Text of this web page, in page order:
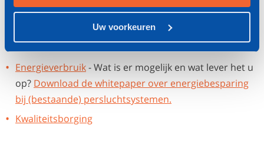
Uw voorkeuren
Onderhoud & Service
Preventief onderhoud in abonnementsvorm
Energieverbruik- Wat is er mogelijk en wat lever het u
op? Download de whitepaper over energiebesparing
bij (bestaande) persluchtsystemen.
Kwaliteitsborging